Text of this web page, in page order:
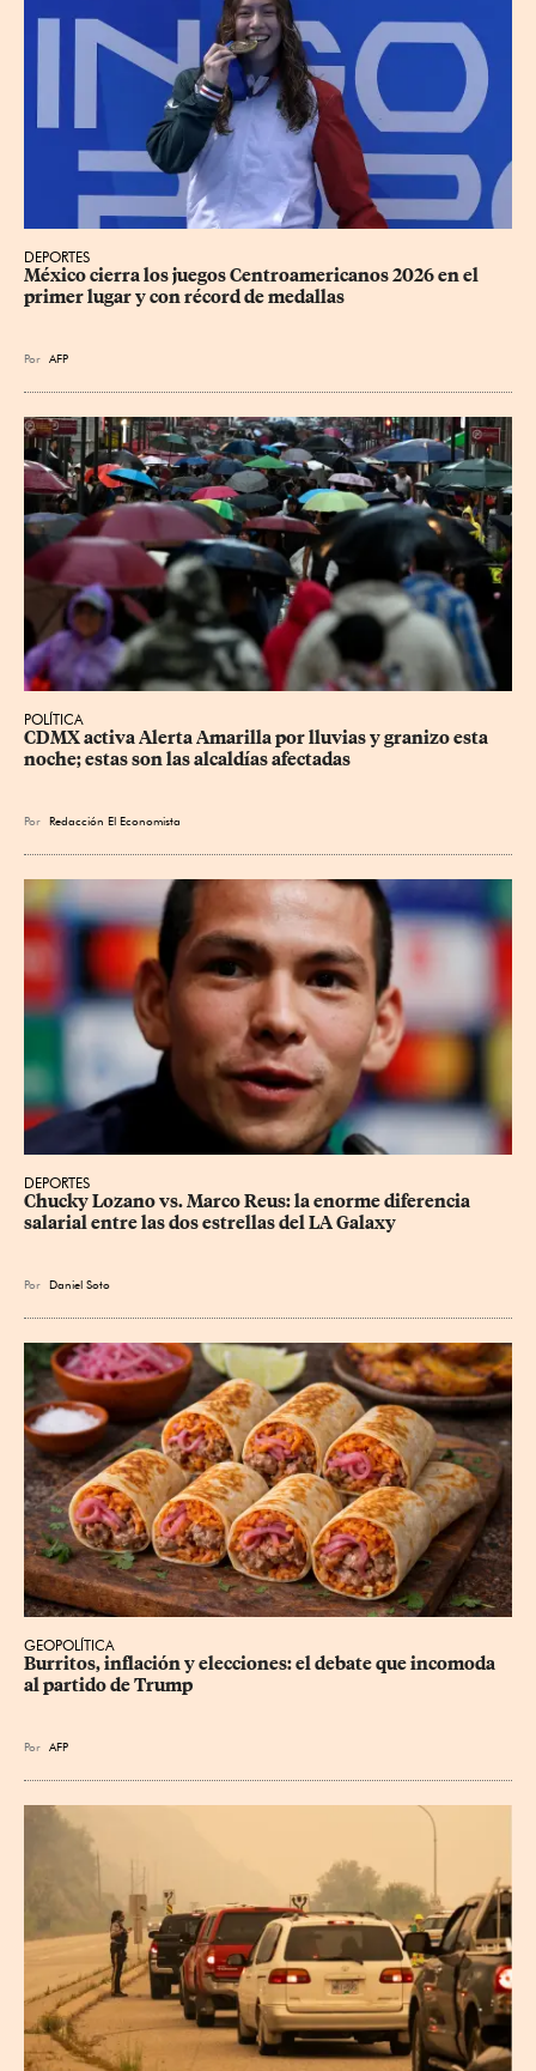
DEPORTES
México cierra los juegos Centroamericanos 2026 en el
primer lugar y con récord de medallas
Por AFP
POLÍTICA
CDMX activa Alerta Amarilla por lluvias y granizo esta
noche; estas son las alcaldías afectadas
Por Redacción El Economista
DEPORTES
Chucky Lozano vs. Marco Reus: la enorme diferencia
salarial entre las dos estrellas del LA Galaxy
Por Daniel Soto
GEOPOLÍTICA
Burritos, inflación y elecciones: el debate que incomoda
al partido de Trump
Por AFP